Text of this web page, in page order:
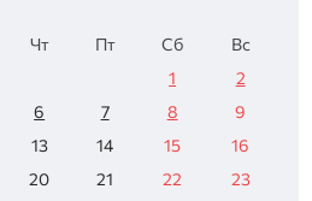
Чт Пт Сб
Вс
1
2
6 7 8
9
13 14 15
16
20 21 22
23